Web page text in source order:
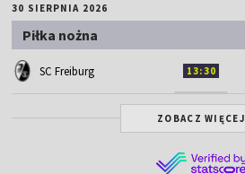
30 SIERPNIA 2026
Piłka nożna
SC Freiburg 13:30
ZOBACZ WIĘCEJ